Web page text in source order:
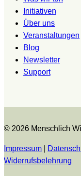
Initiativen
Über uns
Veranstaltungen
Blog
Newsletter
Support
© 2026 Menschlich
Impressum
Widerrufsbelehrung